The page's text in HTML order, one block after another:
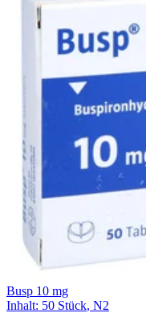
Filterung
Busp 10 mg
Inhalt: 50 Stück, N2